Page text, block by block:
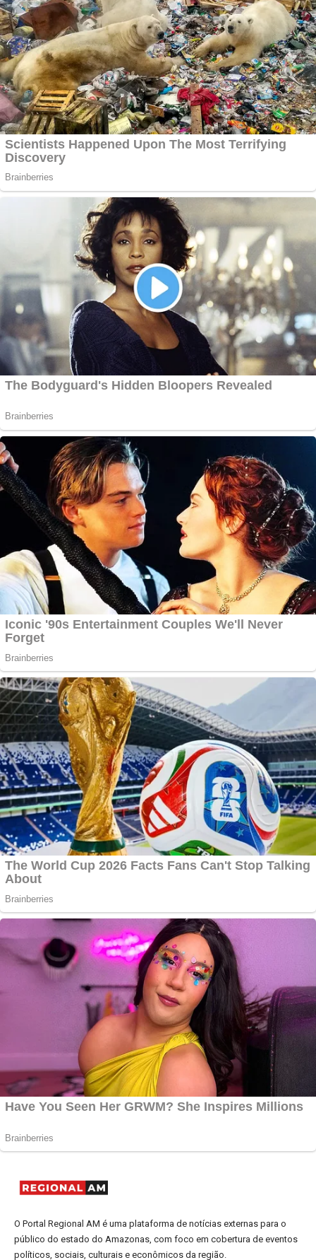
O Portal Regional AM é uma plataforma de notícias externas para o
público do estado do Amazonas, com foco em cobertura de eventos
políticos, sociais, culturais e econômicos da região.